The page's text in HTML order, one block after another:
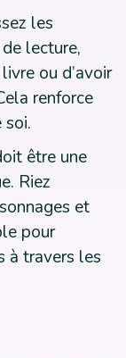
les
lecture,
ou d’avoir
renforce
être une
Riez
et
pour
à travers les